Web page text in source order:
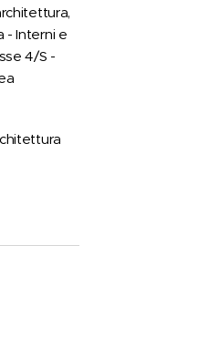
- Interni e
4/S -